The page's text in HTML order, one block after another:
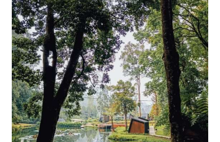
MOTOR
NAIK
BIS
SLEEPER
JURAGAN
99